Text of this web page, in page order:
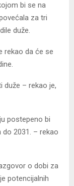
bi se na
za tri
duže.
rekao da će se
duže – rekao je,
postepeno bi
do 2031. – rekao
o dobi za
potencijalnih